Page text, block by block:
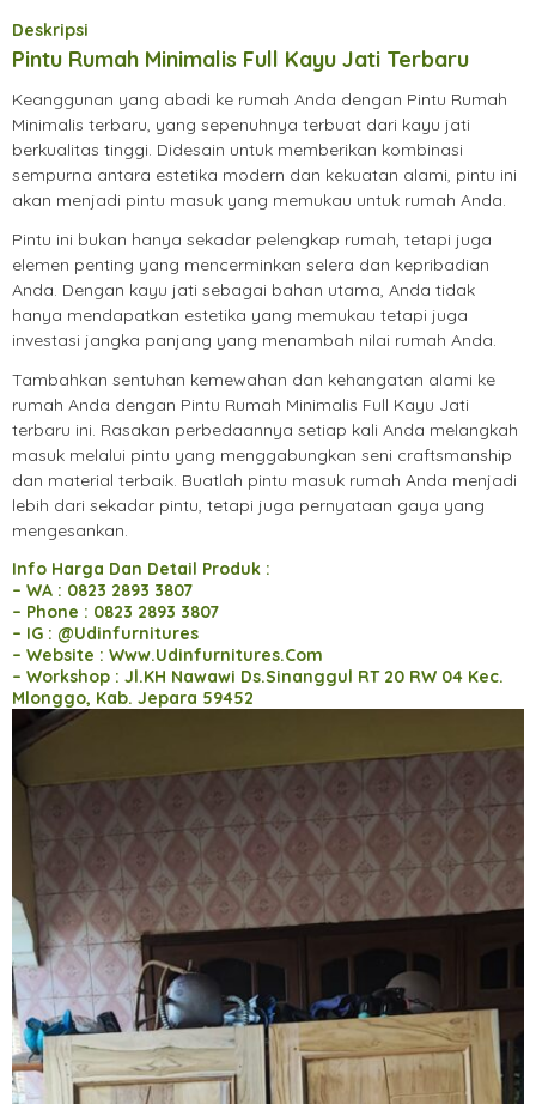
Deskripsi
Pintu Rumah Minimalis Full Kayu Jati Terbaru
Keanggunan yang abadi ke rumah Anda dengan Pintu Rumah
Minimalis terbaru, yang sepenuhnya terbuat dari kayu jati
berkualitas tinggi. Didesain untuk memberikan kombinasi
sempurna antara estetika modern dan kekuatan alami, pintu ini
akan menjadi pintu masuk yang memukau untuk rumah Anda.
Pintu ini bukan hanya sekadar pelengkap rumah, tetapi juga
elemen penting yang mencerminkan selera dan kepribadian
Anda. Dengan kayu jati sebagai bahan utama, Anda tidak
hanya mendapatkan estetika yang memukau tetapi juga
investasi jangka panjang yang menambah nilai rumah Anda.
Tambahkan sentuhan kemewahan dan kehangatan alami ke
rumah Anda dengan Pintu Rumah Minimalis Full Kayu Jati
terbaru ini. Rasakan perbedaannya setiap kali Anda melangkah
masuk melalui pintu yang menggabungkan seni craftsmanship
dan material terbaik. Buatlah pintu masuk rumah Anda menjadi
lebih dari sekadar pintu, tetapi juga pernyataan gaya yang
mengesankan.
Info Harga Dan Detail Produk :
– WA : 0823 2893 3807
– Phone : 0823 2893 3807
– IG : @Udinfurnitures
– Website : Www.Udinfurnitures.Com
– Workshop : Jl.KH Nawawi Ds.Sinanggul RT 20 RW 04 Kec.
Mlonggo, Kab. Jepara 59452